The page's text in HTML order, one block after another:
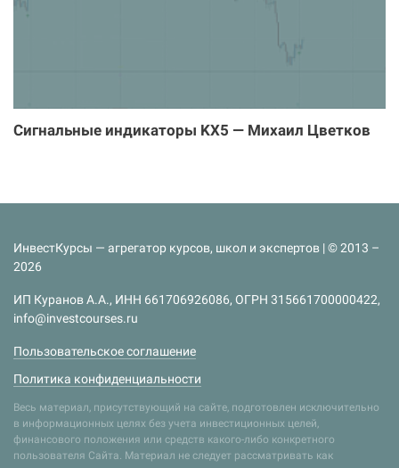
Сигнальные индикаторы KX5 — Михаил Цветков
ИнвестКурсы — агрегатор курсов, школ и экспертов | © 2013 –
2026
ИП Куранов А.А., ИНН 661706926086, ОГРН 315661700000422,
info@investcourses.ru
Пользовательское соглашение
Политика конфиденциальности
Весь материал, присутствующий на сайте, подготовлен исключительно
в информационных целях без учета инвестиционных целей,
финансового положения или средств какого-либо конкретного
пользователя Сайта. Материал не следует рассматривать как